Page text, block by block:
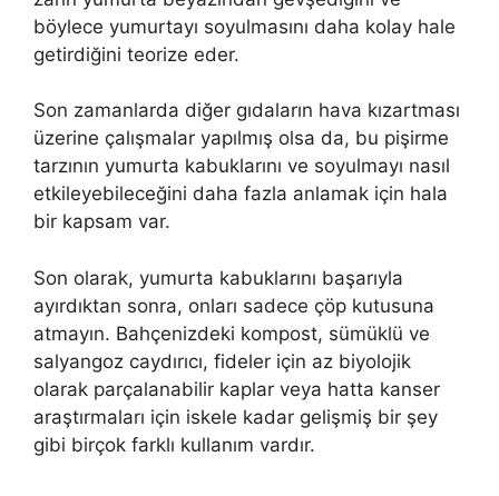
böylece yumurtayı soyulmasını daha kolay hale
getirdiğini teorize eder.
Son zamanlarda diğer gıdaların hava kızartması
üzerine çalışmalar yapılmış olsa da, bu pişirme
tarzının yumurta kabuklarını ve soyulmayı nasıl
etkileyebileceğini daha fazla anlamak için hala
bir kapsam var.
Son olarak, yumurta kabuklarını başarıyla
ayırdıktan sonra, onları sadece çöp kutusuna
atmayın. Bahçenizdeki kompost, sümüklü ve
salyangoz caydırıcı, fideler için az biyolojik
olarak parçalanabilir kaplar veya hatta kanser
araştırmaları için iskele kadar gelişmiş bir şey
gibi birçok farklı kullanım vardır.